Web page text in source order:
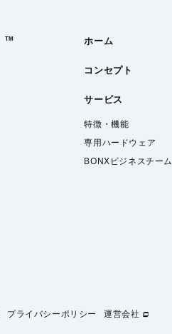
ホーム
コンセプト
サービス
特徴・機能
専用ハードウェア
BONXビジネスチーム
プライバシーポリシー 運営会社